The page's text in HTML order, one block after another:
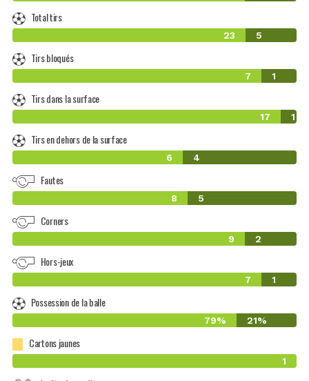
Total tirs
23 5
Tirs bloqués
7 1
Tirs dans la surface
17 1
Tirs en dehors de la surface
6 4
Fautes
8 5
Corners
9 2
Hors-jeux
7 1
Possession de la balle
79% 21%
Cartons jaunes
1